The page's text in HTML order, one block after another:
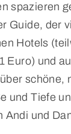
spazieren
Guide, der
Hotels
Euro) und
und Tiefe
Andi und